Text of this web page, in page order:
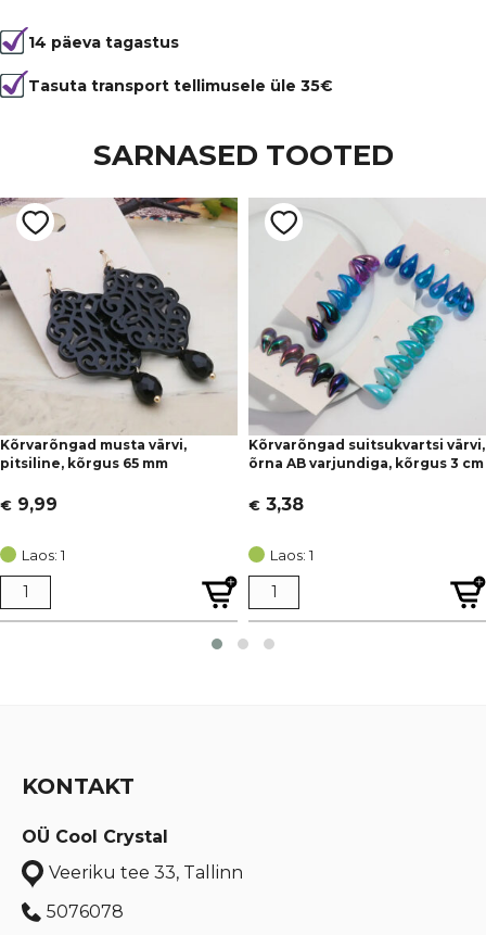
14 päeva tagastus
Tasuta transport tellimusele üle 35€
SARNASED TOOTED
Kõrvarõngad musta värvi,
pitsiline, kõrgus 65 mm
€ 9,99
Laos: 1
Kõrvarõngad suitsukvartsi värvi,
õrna AB varjundiga, kõrgus 3 cm
€ 3,38
Laos: 1
KONTAKT
OÜ Cool Crystal
Veeriku tee 33, Tallinn
5076078